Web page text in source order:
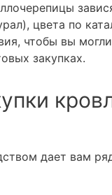
цвета по
чтобы вы
закупках.
дает вам